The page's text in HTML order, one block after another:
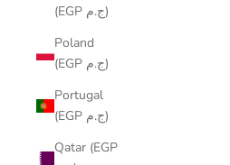
(EGP ج.م)
Poland
(EGP ج.م)
Portugal
(EGP ج.م)
Qatar (EGP